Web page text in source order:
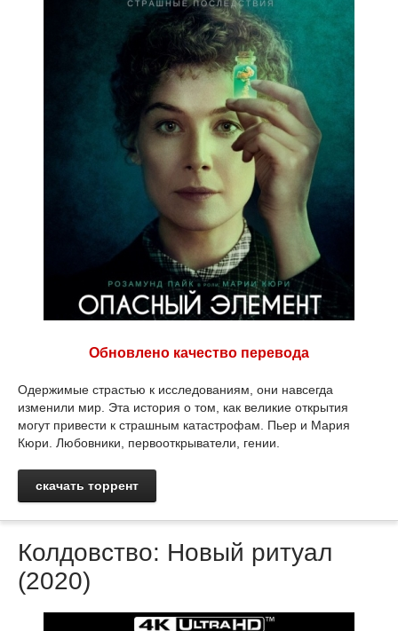
Обновлено качество перевода
Одержимые страстью к исследованиям, они навсегда
изменили мир. Эта история о том, как великие открытия
могут привести к страшным катастрофам. Пьер и Мария
Кюри. Любовники, первооткрыватели, гении.
скачать торрент
Колдовство: Новый ритуал
(2020)